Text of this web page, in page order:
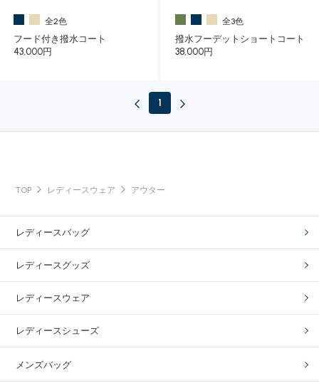
全2色
フード付き撥水コート
43,000円
全3色
撥水フーデットショートコート
38,000円
1
TOP レディースウェア アウター
レディースバッグ
レディースグッズ
レディースウェア
レディースシューズ
メンズバッグ